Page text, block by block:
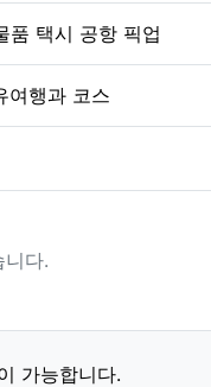
품 택시 공항 픽업
여행과 코스
다.
가능합니다.